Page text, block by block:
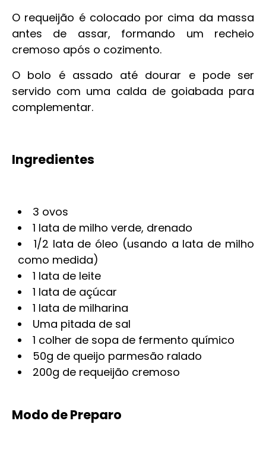
O requeijão é colocado por cima da massa
antes de assar, formando um recheio
cremoso após o cozimento.
O bolo é assado até dourar e pode ser
servido com uma calda de goiabada para
complementar.
Ingredientes
3 ovos
1 lata de milho verde, drenado
1/2 lata de óleo (usando a lata de milho
como medida)
1 lata de leite
1 lata de açúcar
1 lata de milharina
Uma pitada de sal
1 colher de sopa de fermento químico
50g de queijo parmesão ralado
200g de requeijão cremoso
Modo de Preparo